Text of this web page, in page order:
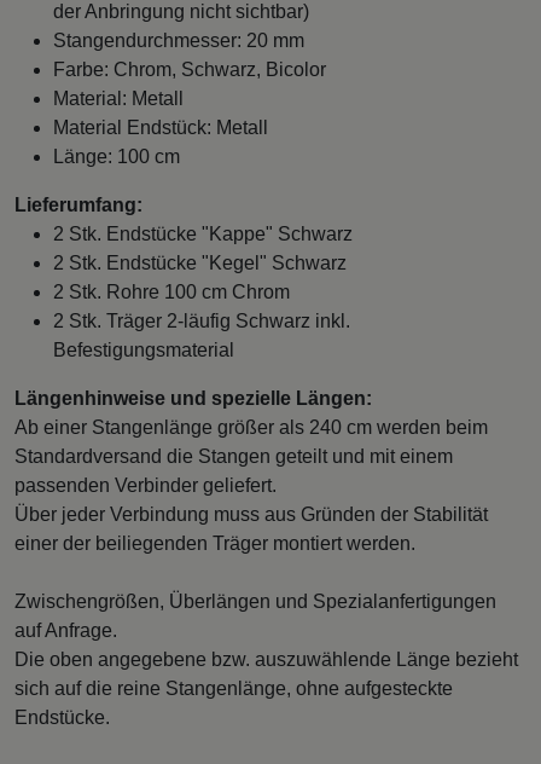
der Anbringung nicht sichtbar)
Stangendurchmesser: 20 mm
Farbe: Chrom, Schwarz, Bicolor
Material: Metall
Material Endstück: Metall
Länge: 100 cm
Lieferumfang:
2 Stk. Endstücke "Kappe" Schwarz
2 Stk. Endstücke "Kegel" Schwarz
2 Stk. Rohre 100 cm Chrom
2 Stk. Träger 2-läufig Schwarz inkl.
Befestigungsmaterial
Längenhinweise und spezielle Längen:
Ab einer Stangenlänge größer als 240 cm werden beim
Standardversand die Stangen geteilt und mit einem
passenden Verbinder geliefert.
Über jeder Verbindung muss aus Gründen der Stabilität
einer der beiliegenden Träger montiert werden.
Zwischengrößen, Überlängen und Spezialanfertigungen
auf Anfrage.
Die oben angegebene bzw. auszuwählende Länge bezieht
sich auf die reine Stangenlänge, ohne aufgesteckte
Endstücke.